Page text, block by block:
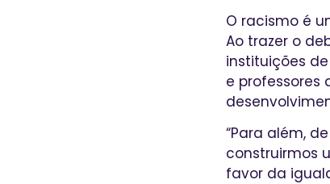
O racismo é
Ao trazer o
instituições
e
“Para além,
construirmos
favor da